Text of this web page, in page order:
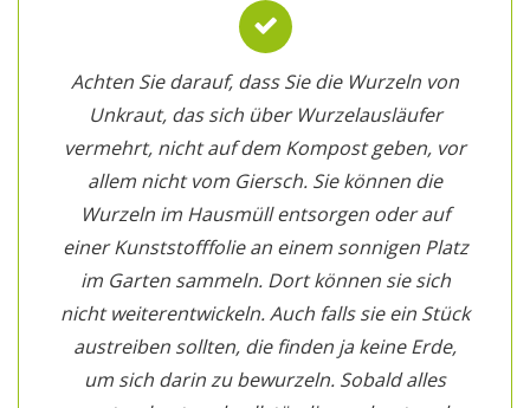
Achten Sie darauf, dass Sie die Wurzeln von
Unkraut, das sich über Wurzelausläufer
vermehrt, nicht auf dem Kompost geben, vor
allem nicht vom Giersch. Sie können die
Wurzeln im Hausmüll entsorgen oder auf
einer Kunststofffolie an einem sonnigen Platz
im Garten sammeln. Dort können sie sich
nicht weiterentwickeln. Auch falls sie ein Stück
austreiben sollten, die finden ja keine Erde,
um sich darin zu bewurzeln. Sobald alles